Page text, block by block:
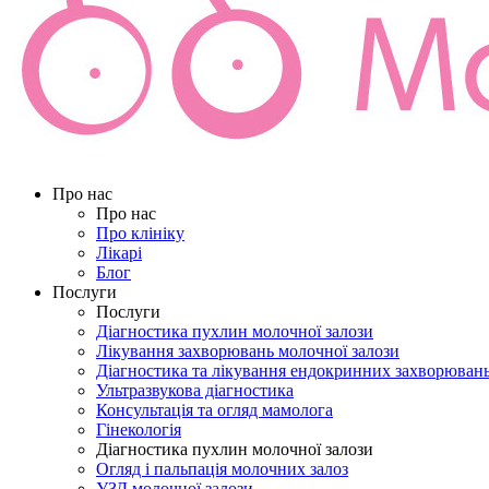
Про нас
Про нас
Про клініку
Лікарі
Блог
Послуги
Послуги
Діагностика пухлин молочної залози
Лікування захворювань молочної залози
Діагностика та лікування ендокринних
Ультразвукова діагностика
Консультація та огляд мамолога
Гінекологія
Діагностика пухлин молочної залози
Огляд і пальпація молочних залоз